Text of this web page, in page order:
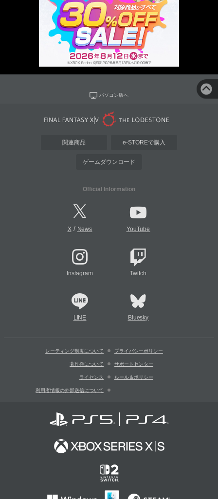
パソコン版へ
関連商品 e-STOREで購入
ゲームダウンロード
Official Information
X/ News YouTube
Instagram Twitch
LINE Bluesky
レーティング制度について プライバシーポリシー
著作権について サポートセンター
ライセンス ルール＆ポリシー
利用者情報の外部送信について